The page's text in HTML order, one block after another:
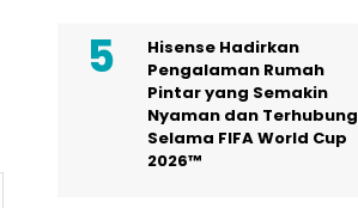
Hisense Hadirkan
Pengalaman Rumah
Pintar yang Semakin
Nyaman dan Terhubung
Selama FIFA World Cup
2026™